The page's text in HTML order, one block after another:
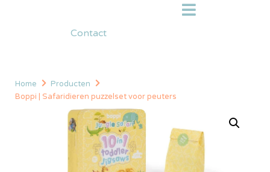
Contact
Home
Producten
Boppi | Safaridieren puzzelset voor peuters